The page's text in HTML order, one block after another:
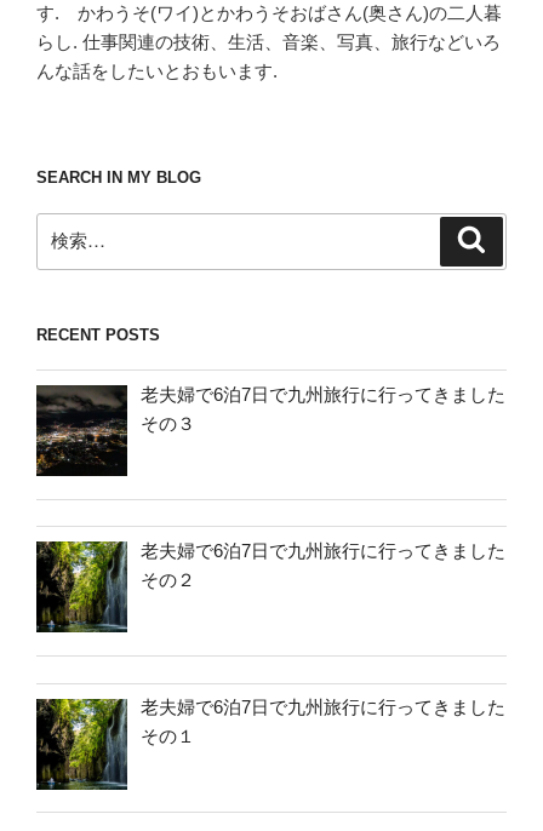
す. かわうそ(ワイ)とかわうそおばさん(奥さん)の二人暮
らし. 仕事関連の技術、生活、音楽、写真、旅行などいろ
んな話をしたいとおもいます.
SEARCH IN MY BLOG
索:
RECENT POSTS
老夫婦で6泊7日で九州旅行に行ってきました
その３
老夫婦で6泊7日で九州旅行に行ってきました
その２
老夫婦で6泊7日で九州旅行に行ってきました
その１